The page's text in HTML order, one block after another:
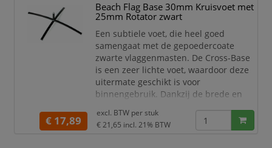
semi-compacte grond
Makkelijk te monteren
Sterke rotator inbegrepen
Breedte (m
Beach Flag Base 30mm Kruisvoet met
25mm Rotator zwart
Een subtiele voet, die heel goed
samengaat met de gepoedercoate
zwarte vlaggenmasten. De Cross-Base
is een zeer lichte voet, waardoor deze
uitermate geschikt is voor
binnengebruik. Dankzij de brede en
zeer stabiel. Verkrijgbaar in 2
profielbreedtes: 30 mm en 50 mm.
€ 17,89
excl. BTW perstuk
€ 21,65 incl. 21% BTW